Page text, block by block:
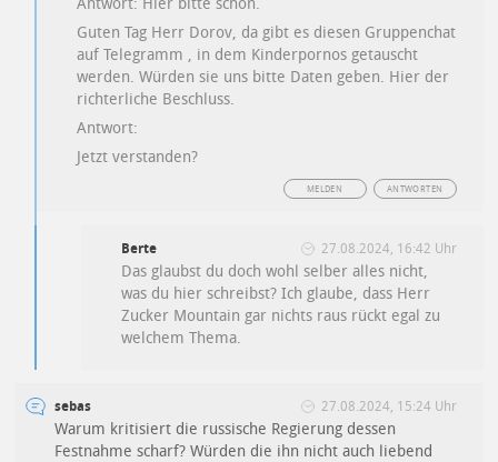
Antwort: Hier bitte schön.
Guten Tag Herr Dorov, da gibt es diesen Gruppenchat
auf Telegramm , in dem Kinderpornos getauscht
werden. Würden sie uns bitte Daten geben. Hier der
richterliche Beschluss.
Antwort:
Jetzt verstanden?
ANTWORTEN
MELDEN
Berte 27.08.2024, 16:42 Uhr
Das glaubst du doch wohl selber alles nicht,
was du hier schreibst? Ich glaube, dass Herr
Zucker Mountain gar nichts raus rückt egal zu
welchem Thema.
sebas 27.08.2024, 15:24 Uhr
Warum kritisiert die russische Regierung dessen
Festnahme scharf? Würden die ihn nicht auch liebend